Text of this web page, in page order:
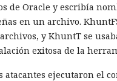
de Oracle y escribía
en un archivo.
y KhuntT se
exitosa de la
atacantes ejecutaron el